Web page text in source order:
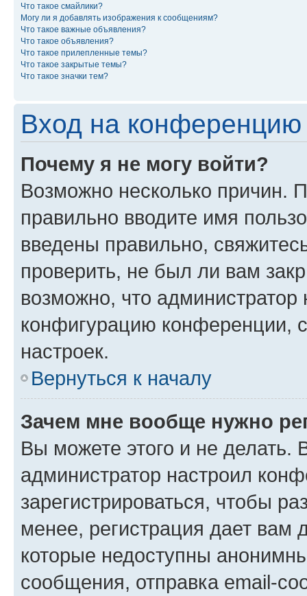
Что такое смайлики?
Могу ли я добавлять изображения к сообщениям?
Что такое важные объявления?
Что такое объявления?
Что такое прилепленные темы?
Что такое закрытые темы?
Что такое значки тем?
Вход на конференцию
Почему я не могу войти?
Возможно несколько причин.
правильно вводите имя
введены правильно,
проверить, не был ли вам
возможно, что администратор
конфигурацию конференции,
настроек.
Вернуться к началу
Зачем мне вообще нужно
Вы можете этого и не делать.
администратор настроил
зарегистрироваться, чтобы
менее, регистрация дает вам
которые недоступны
сообщения, отправка email-